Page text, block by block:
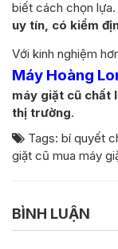
biết cách chọn lựa.
uy tín, có kiểm
Với kinh nghiệm
Máy Hoàng
máy giặt cũ chất
thị trường.
Tags: bí quyết
giặt cũ mua máy
BÌNH LUẬN